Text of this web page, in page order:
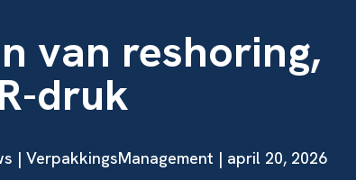
van reshoring,
druk
| VerpakkingsManagement | april 20, 2026